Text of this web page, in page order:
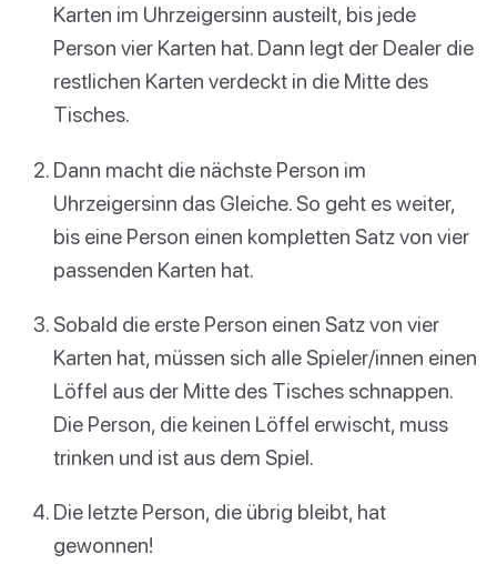
Karten im Uhrzeigersinn austeilt, bis jede
Person vier Karten hat. Dann legt der Dealer die
restlichen Karten verdeckt in die Mitte des
Tisches.
Dann macht die nächste Person im
Uhrzeigersinn das Gleiche. So geht es weiter,
bis eine Person einen kompletten Satz von vier
passenden Karten hat.
Sobald die erste Person einen Satz von vier
Karten hat, müssen sich alle Spieler/innen einen
Löffel aus der Mitte des Tisches schnappen.
Die Person, die keinen Löffel erwischt, muss
trinken und ist aus dem Spiel.
Die letzte Person, die übrig bleibt, hat
gewonnen!